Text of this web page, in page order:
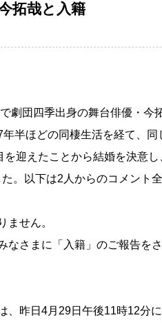
拓哉と入籍
劇団四季出身の舞台俳優・今
半ほどの同棲生活を経て、同
を迎えたことから結婚を決意
。以下は2人からのコメント全
ません。
なさまに「入籍」のご報告を
、昨日4月29日午後11時12分